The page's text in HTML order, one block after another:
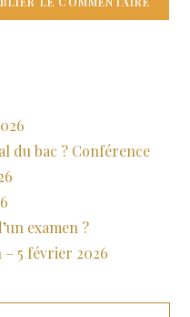
du bac ? Conférence
examen ?
5 février 2026